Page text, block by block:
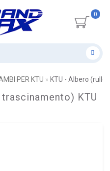
0
PER KTU KTU - Albero (rullo
KTU